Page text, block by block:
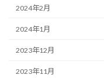
2024年2月
2024年1月
2023年12月
2023年11月